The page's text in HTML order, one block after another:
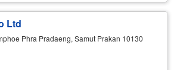
Ltd
Phra Pradaeng, Samut Prakan 10130